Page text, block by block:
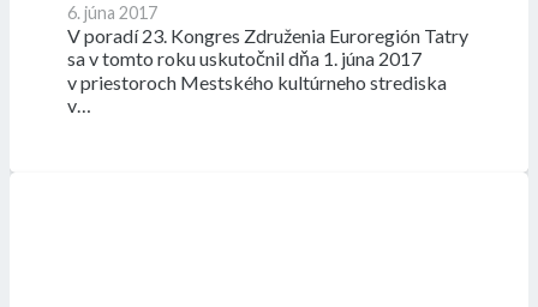
6. júna 2017
V poradí 23. Kongres Združenia Euroregión Tatry
sa v tomto roku uskutočnil dňa 1. júna 2017
v priestoroch Mestského kultúrneho strediska
v…